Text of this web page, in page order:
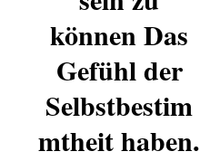
können Das
Gefühl der
Selbstbestim
mtheit haben.